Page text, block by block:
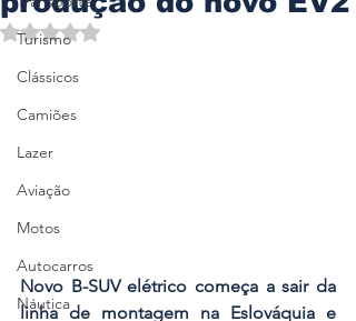
Turismo
Clássicos
Camiões
Lazer
Aviação
Motos
Autocarros
Náutica
Avaliado com NaN de 5 estrelas.
Novo B-SUV elétrico começa a sair da
linha de montagem na Eslováquia e